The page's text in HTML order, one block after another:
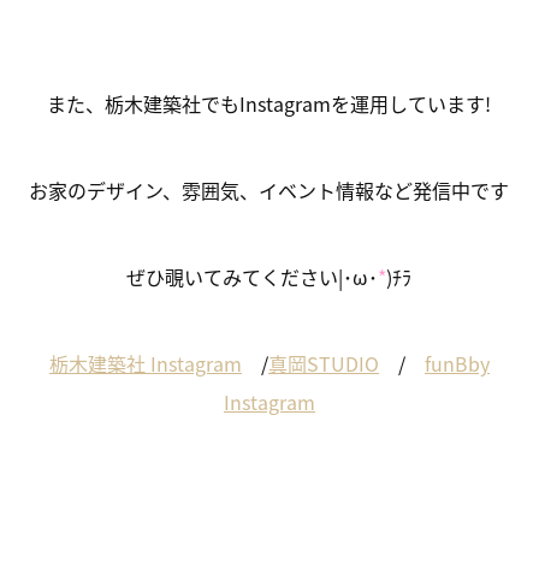
また、栃木建築社でもInstagramを運用しています!
お家のデザイン、雰囲気、イベント情報など発信中です
ぜひ覗いてみてください|･ω･*)ﾁﾗ
栃木建築社 Instagram /真岡STUDIO / funBby
Instagram